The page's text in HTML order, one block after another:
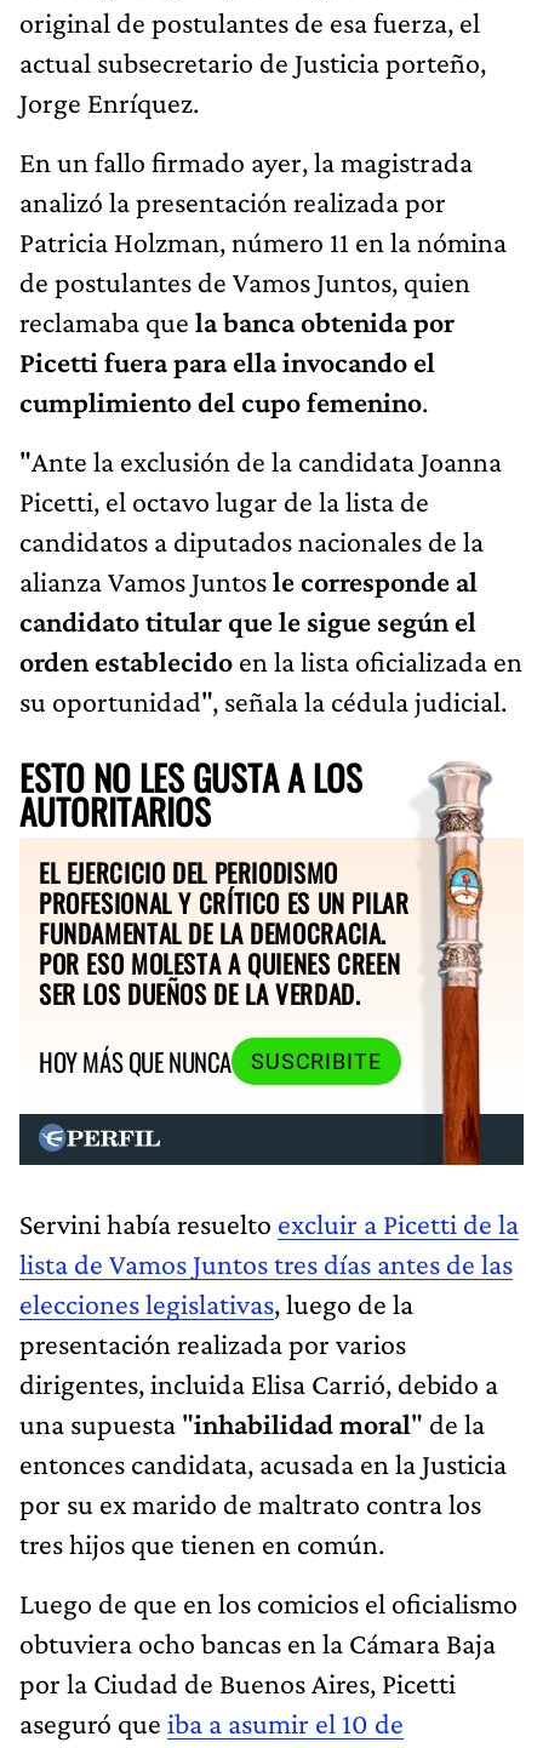
original de postulantes de esa fuerza, el
actual subsecretario de Justicia porteño,
Jorge Enríquez.
En un fallo firmado ayer, la magistrada
analizó la presentación realizada por
Patricia Holzman, número 11 en la nómina
de postulantes de Vamos Juntos, quien
reclamaba que la banca obtenida por
Picetti fuera para ella invocando el
cumplimiento del cupo femenino.
"Ante la exclusión de la candidata Joanna
Picetti, el octavo lugar de la lista de
candidatos a diputados nacionales de la
alianza Vamos Juntosle corresponde al
candidato titular que le sigue según el
orden establecido en la lista oficializada en
su oportunidad", señala la cédula judicial.
ESTO NO LES GUSTA A LOS
AUTORITARIOS
EL EJERCICIO DEL PERIODISMO
PROFESIONAL Y CRÍTICO ES UN PILAR
FUNDAMENTAL DE LA DEMOCRACIA.
POR ESO MOLESTA A QUIENES CREEN
SER LOS DUEÑOS DE LA VERDAD.
HOY MÁS QUE NUNCA
SUSCRIBITE
Servini había resuelto excluir a Picetti de la
lista de Vamos Juntos tres días antes de las
elecciones legislativas, luego de la
presentación realizada por varios
dirigentes, incluida Elisa Carrió, debido a
una supuesta "inhabilidad moral" de la
entonces candidata, acusada en la Justicia
por su ex marido de maltrato contra los
tres hijos que tienen en común.
Luego de que en los comicios el oficialismo
obtuviera ocho bancas en la Cámara Baja
por la Ciudad de Buenos Aires, Picetti
aseguró que iba a asumir el 10 de